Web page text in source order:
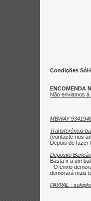
Condições
ENCOMENDA
Não enviamos
MBWAY
Transferência
(contacte-nos
Depois de fazer
Deposito
Basta ir a um
- O envio
demorará mais
PAYPAL :